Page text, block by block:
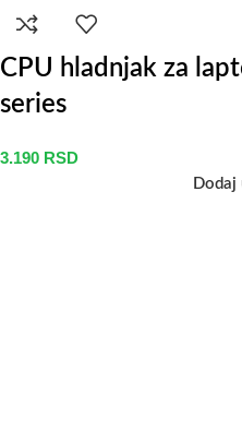
CPU hladnjak za
series
3.190 RSD
Dodaj